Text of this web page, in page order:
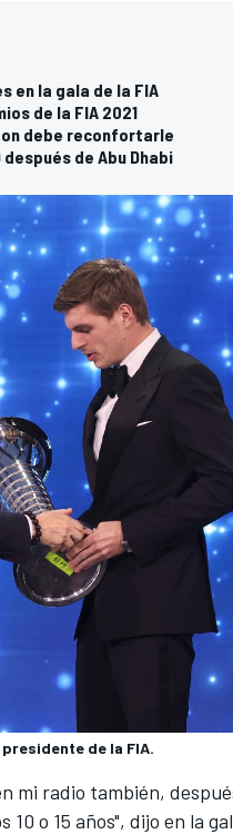
en la gala de la FIA
de la FIA 2021
debe reconfortarle
de Abu Dhabi
de la FIA.
mi radio también,
o 15 años", dijo en la